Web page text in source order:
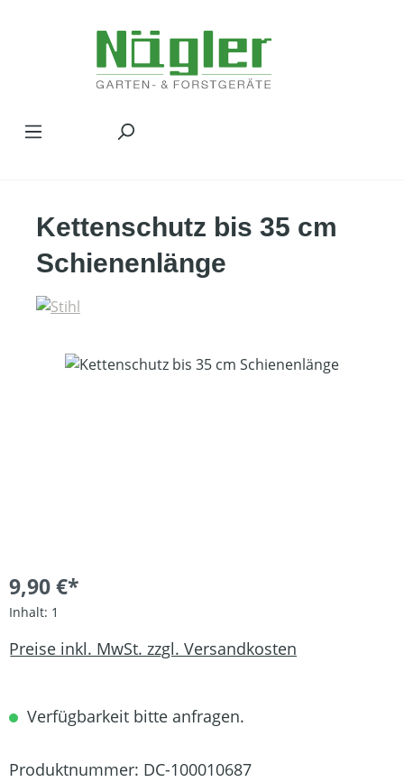
Kettenschutz bis 35 cm
Schienenlänge
Bildergalerie überspringen
9,90 €*
Inhalt: 1
Preise inkl. MwSt. zzgl. Versandkosten
Verfügbarkeit bitte anfragen.
Produktnummer: DC-100010687